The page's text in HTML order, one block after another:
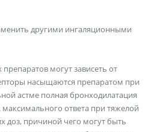
другими ингаляционными
могут зависеть от
насыщаются препаратом при
астме полная бронходилатация
максимального ответа при тяжелой
доз, причиной чего могут быть